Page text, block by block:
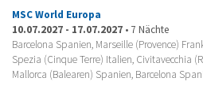
MSC World Europa
10.07.2027 - 17.07.2027 • 7 Nächte
Barcelona Spanien, Marseille (Provence)
Spezia (Cinque Terre) Italien, Civitavecchia
Mallorca (Balearen) Spanien, Barcelona